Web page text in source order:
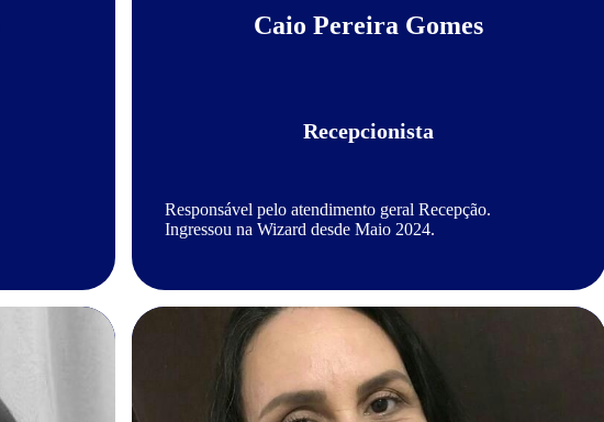
Caio Pereira Gomes
Recepcionista
Responsável pelo atendimento geral Recepção.
Ingressou na Wizard desde Maio 2024.